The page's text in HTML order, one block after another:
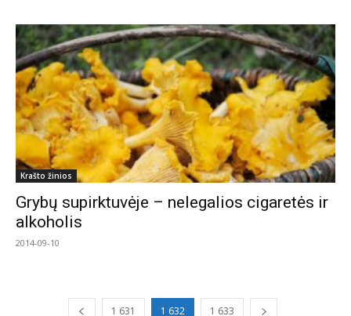
Krašto žinios
Grybų supirktuvėje – nelegalios cigaretės ir
alkoholis
2014-09-10
1 631 1 632 1 633